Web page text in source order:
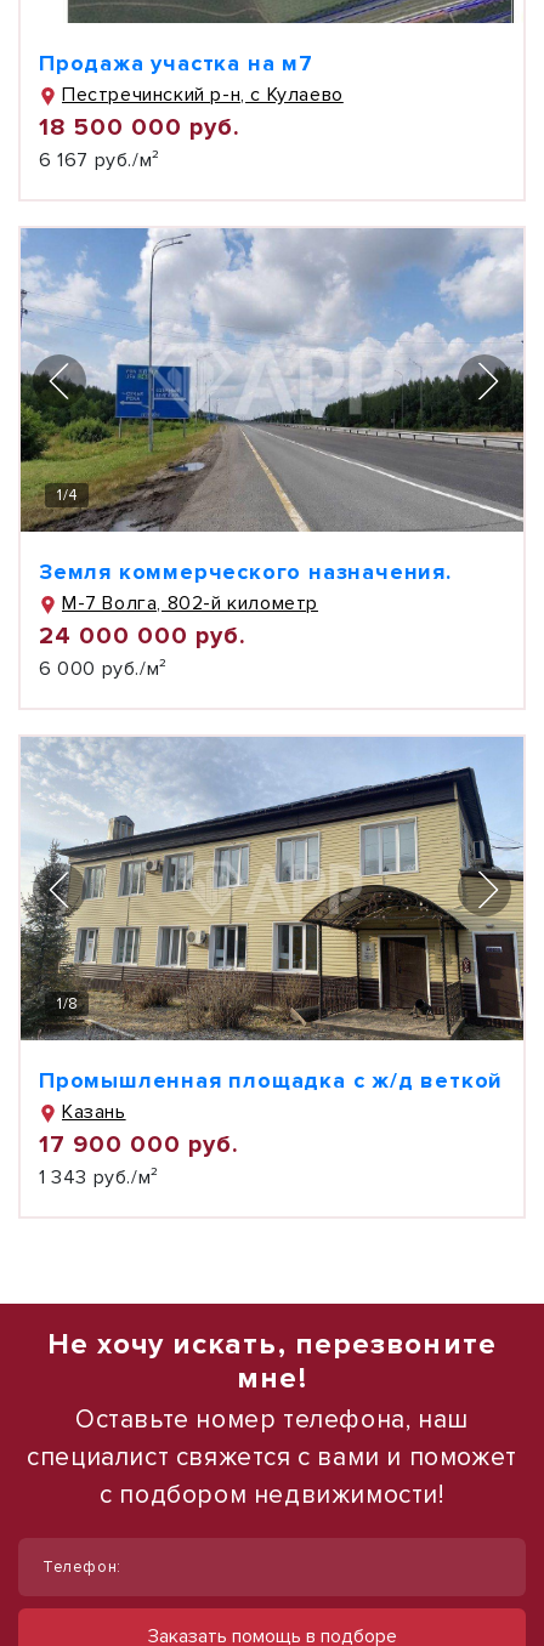
Продажа участка на м7
Пестречинский р-н, с Кулаево
18 500 000 руб.
6 167 руб./м²
1/4
Земля коммерческого назначения.
М-7 Волга, 802-й километр
24 000 000 руб.
6 000 руб./м²
1/8
Промышленная площадка с ж/д веткой
Казань
17 900 000 руб.
1 343 руб./м²
Не хочу искать, перезвоните
мне!
Оставьте номер телефона, наш
специалист свяжется с вами и поможет
с подбором недвижимости!
Телефон:
Заказать помощь в подборе